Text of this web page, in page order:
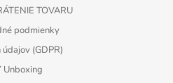
TOVARU
podmienky
(GDPR)
Unboxing